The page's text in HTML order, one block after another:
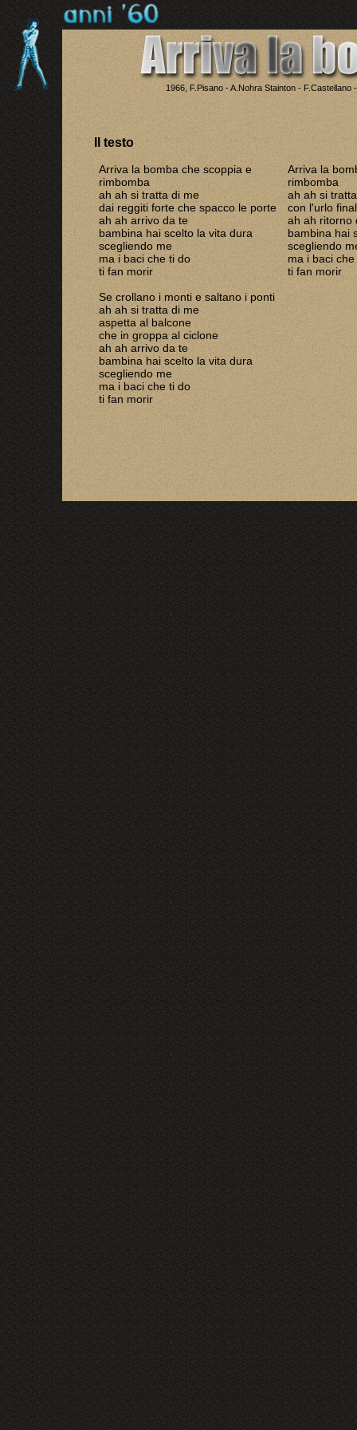
1966, F.Pisano - A.Nohra Stainton - F.Castellano
Il testo
Arriva la bomba che scoppia e
rimbomba
ah ah si tratta di me
dai reggiti forte che spacco le porte
ah ah arrivo da te
bambina hai scelto la vita dura
scegliendo me
ma i baci che ti do
ti fan morir
Se crollano i monti e saltano i ponti
ah ah si tratta di me
aspetta al balcone
che in groppa al ciclone
ah ah arrivo da te
bambina hai scelto la vita dura
scegliendo me
ma i baci che ti do
ti fan morir
Arriva la
rimbomba
ah ah si
con l'urlo
ah ah ritorno
bambina hai
scegliendo
ma i baci
ti fan morir